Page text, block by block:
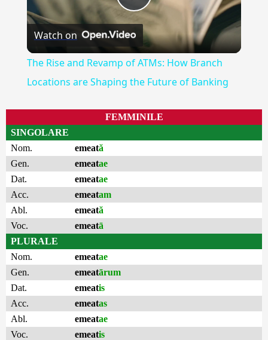
Play
Video
Watch on
The Rise and Revamp of ATMs: How Branch
Locations are Shaping the Future of Banking
FEMMINILE
SINGOLARE
Nom.
emeată
Gen.
emeatae
Dat.
emeatae
Acc.
emeatam
Abl.
emeată
Voc.
emeatā
PLURALE
Nom.
emeatae
Gen.
emeatārum
Dat.
emeatis
Acc.
emeatas
Abl.
emeatae
Voc.
emeatis